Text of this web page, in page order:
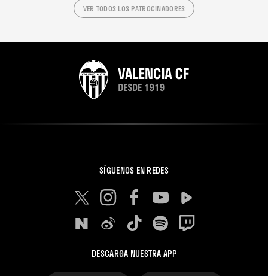
VER TODOS LOS PATROCINADORES
SÍGUENOS EN REDES
DESCARGA NUESTRA APP